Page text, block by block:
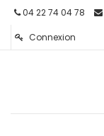
04 22 74 04 78
Connexion